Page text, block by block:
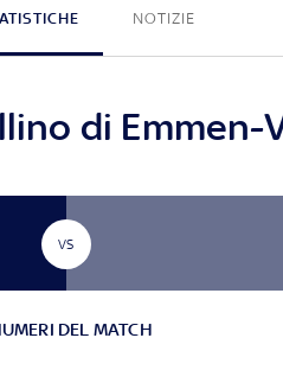
NOTIZIE
di Emmen-
VS
DEL MATCH